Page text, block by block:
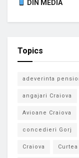
DIN MEDIA
Topics
adeverinta
angajari Craiova
Avioane Craiova
concedieri Gorj
Craiova